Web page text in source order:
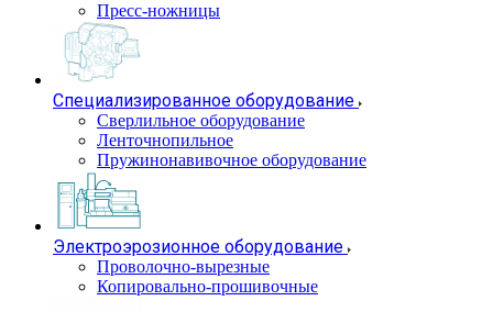
Пресс-ножницы
Специализированное оборудование
Сверлильное оборудование
Ленточнопильное
Пружинонавивочное оборудование
Электроэрозионное оборудование
Проволочно-вырезные
Копировально-прошивочные